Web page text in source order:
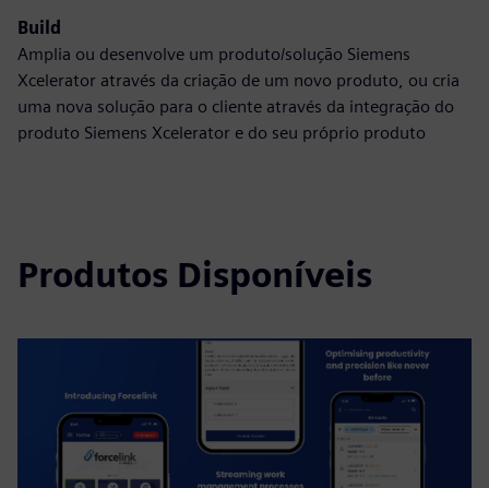
Build
Amplia ou desenvolve um produto/solução Siemens
Xcelerator através da criação de um novo produto, ou cria
uma nova solução para o cliente através da integração do
produto Siemens Xcelerator e do seu próprio produto
Produtos Disponíveis